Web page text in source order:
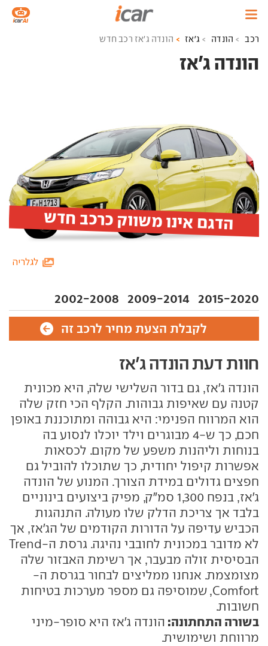
רכב הונדה ג'אז הונדה ג'אז רכב חדש
הונדה ג'אז ‏
2015-2020
2009-2014
2002-2008
הדגם אינו משווק כרכב חדש
לגלריה
לקבלת הצעת מחיר לרכב זה
חוות דעת הונדה ג'אז
הונדה ג'אז, גם בדור השלישי שלה, היא מכונית
קטנה עם שאיפות גבוהות. הקלף הכי חזק שלה
הוא המרווח הפנימי: היא גבוהה ומתוכננת באופן
חכם, כך ש-4 מבוגרים וילד יוכלו לנסוע בה
בנוחות וליהנות משפע של מקום. לכסאות
אפשרות קיפול יחודית, כך שתוכלו להוביל גם
חפצים גדולים במידת הצורך. המנוע של הונדה
ג'אז, בנפח 1,300 סמ"ק, מפיק ביצועים בינוניים
בלבד אך צריכת הדלק שלו מעולה. התנהגות
הכביש עדיפה על הדורות הקודמים של הג'אז, אך
לא מדובר במכונית לחובבי נהיגה. גרסת ה-Trend
הבסיסית זולה מבעבר, אך רשימת האבזור שלה
מצומצמת. אנחנו ממליצים לבחור בגרסת ה-
Comfort, שמוסיפה גם מספר מערכות בטיחות
חשובות.
בשורה התחתונה: הונדה ג'אז היא סופר-מיני
מרווחת ושימושית.